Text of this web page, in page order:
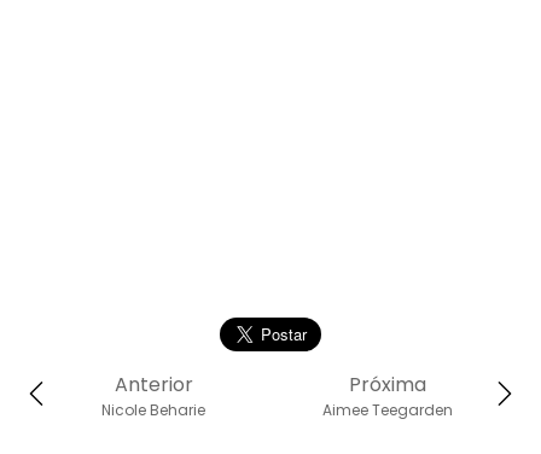
Próxima
Aimee Teegarden
Anterior
Nicole Beharie